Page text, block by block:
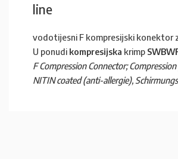
line
vodotijesni F kompresijski konektor
U ponudi kompresijska krimp
F Compression Connector;
NITIN coated (anti-allergie),